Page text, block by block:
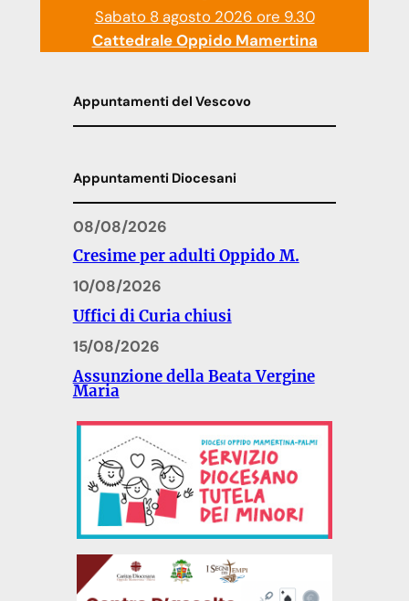
Sabato 8 agosto 2026 ore 9.30
Cattedrale Oppido Mamertina
Appuntamenti del Vescovo
Appuntamenti Diocesani
08/08/2026
Cresime per adulti Oppido M.
10/08/2026
Uffici di Curia chiusi
15/08/2026
Assunzione della Beata Vergine
Maria